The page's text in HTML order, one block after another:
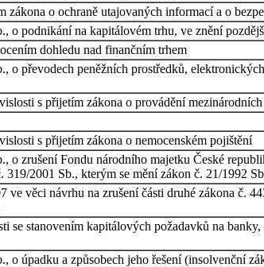
zákona o ochraně utajovaných informací a o
o podnikání na kapitálovém trhu, ve znění
dohledu nad finančním trhem
o převodech peněžních prostředků,
s přijetím zákona o provádění
s přijetím zákona o nemocenském pojištění
o zrušení Fondu národního majetku České
2001 Sb., kterým se mění zákon č. 21/1992
ve věci návrhu na zrušení části druhé zákona č.
se stanovením kapitálových požadavků na
o úpadku a způsobech jeho řešení (insolvenční